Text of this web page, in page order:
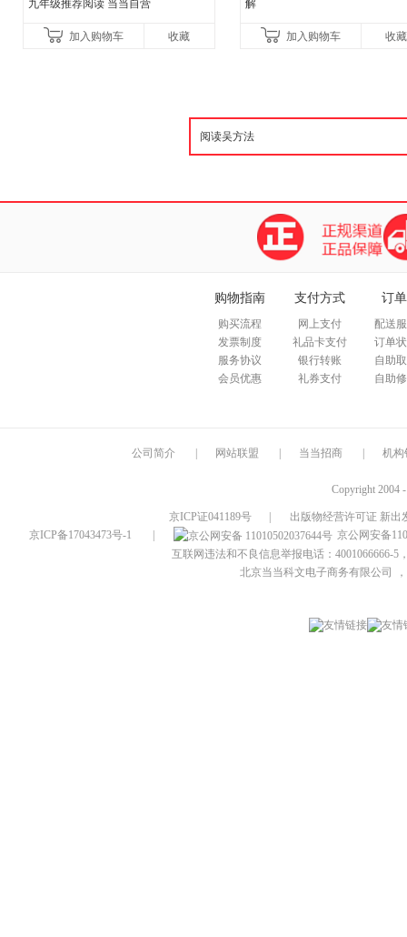
九年级推荐阅读 当当自营
加入购物车 收藏
解
加入购物车 收藏
购物指南
购买流程
发票制度
服务协议
会员优惠
支付方式
网上支付
礼品卡支付
银行转账
礼券支付
订
配送
订单
自助
自助
公司简介 网站联盟 当当招商 机构
Copyright 2004
京ICP证041189号
出版物经营许可证 新出
京ICP备17043473号-1
京公网安备
互联网违法和不良信息举报电话：4001066666-5
北京当当科文电子商务有限公司